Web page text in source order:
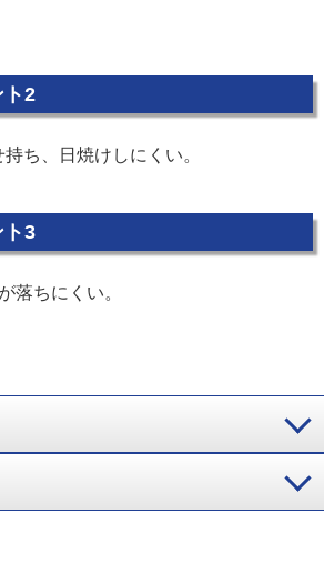
ト2
ち、日焼けしにくい。
ト3
落ちにくい。